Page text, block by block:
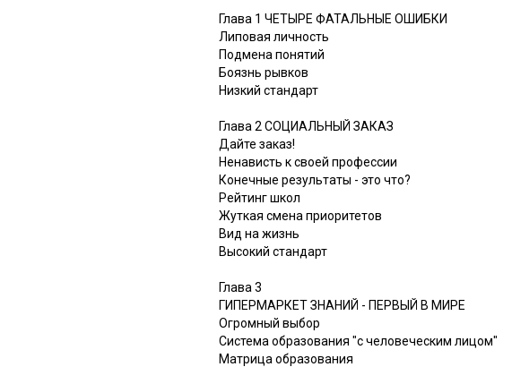
Глава 1 ЧЕТЫРЕ ФАТАЛЬНЫЕ ОШИБКИ
Липовая личность
Подмена понятий
Боязнь рывков
Низкий стандарт
Глава 2 СОЦИАЛЬНЫЙ ЗАКАЗ
Дайте заказ!
Ненависть к своей профессии
Конечные результаты - это что?
Рейтинг школ
Жуткая смена приоритетов
Вид на жизнь
Высокий стандарт
Глава 3
ГИПЕРМАРКЕТ ЗНАНИЙ - ПЕРВЫЙ В МИРЕ
Огромный выбор
Система образования "с человеческим лицом"
Матрица образования